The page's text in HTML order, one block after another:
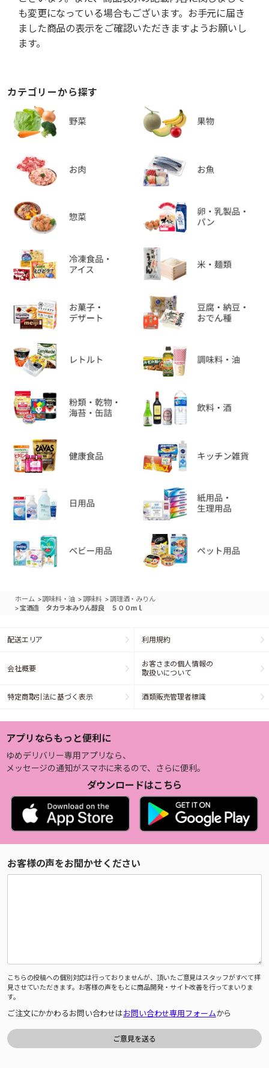
も変更になっている場合もございます。お手元に届き
ました商品の表示をご確認いただきますようお願いし
ます。
カテゴリーから探す
ホーム >調味料・油 >調味料 >調理酒・みりん
>宝酒造 タカラ本みりん醇良 ５００ｍｌ
配送エリア 利用規約
会社概要
お客さまの個人情報の
取扱いについて
特定商取引法に基づく表示 酒類販売管理者標識
アプリならもっと便利に
ゆめデリバリー専用アプリなら、
メッセージの通知がスマホに来るので、さらに便利。
ダウンロードはこちら
お客様の声をお聞かせください
こちらの投稿への個別対応は行っておりませんが、頂いたご意見はスタッフがすべて拝
見させていただきます。お客様の声をもとに商品開発・サイト改善を行ってまいりま
す。
ご注文にかかわるお問い合わせはお問い合わせ専用フォームから